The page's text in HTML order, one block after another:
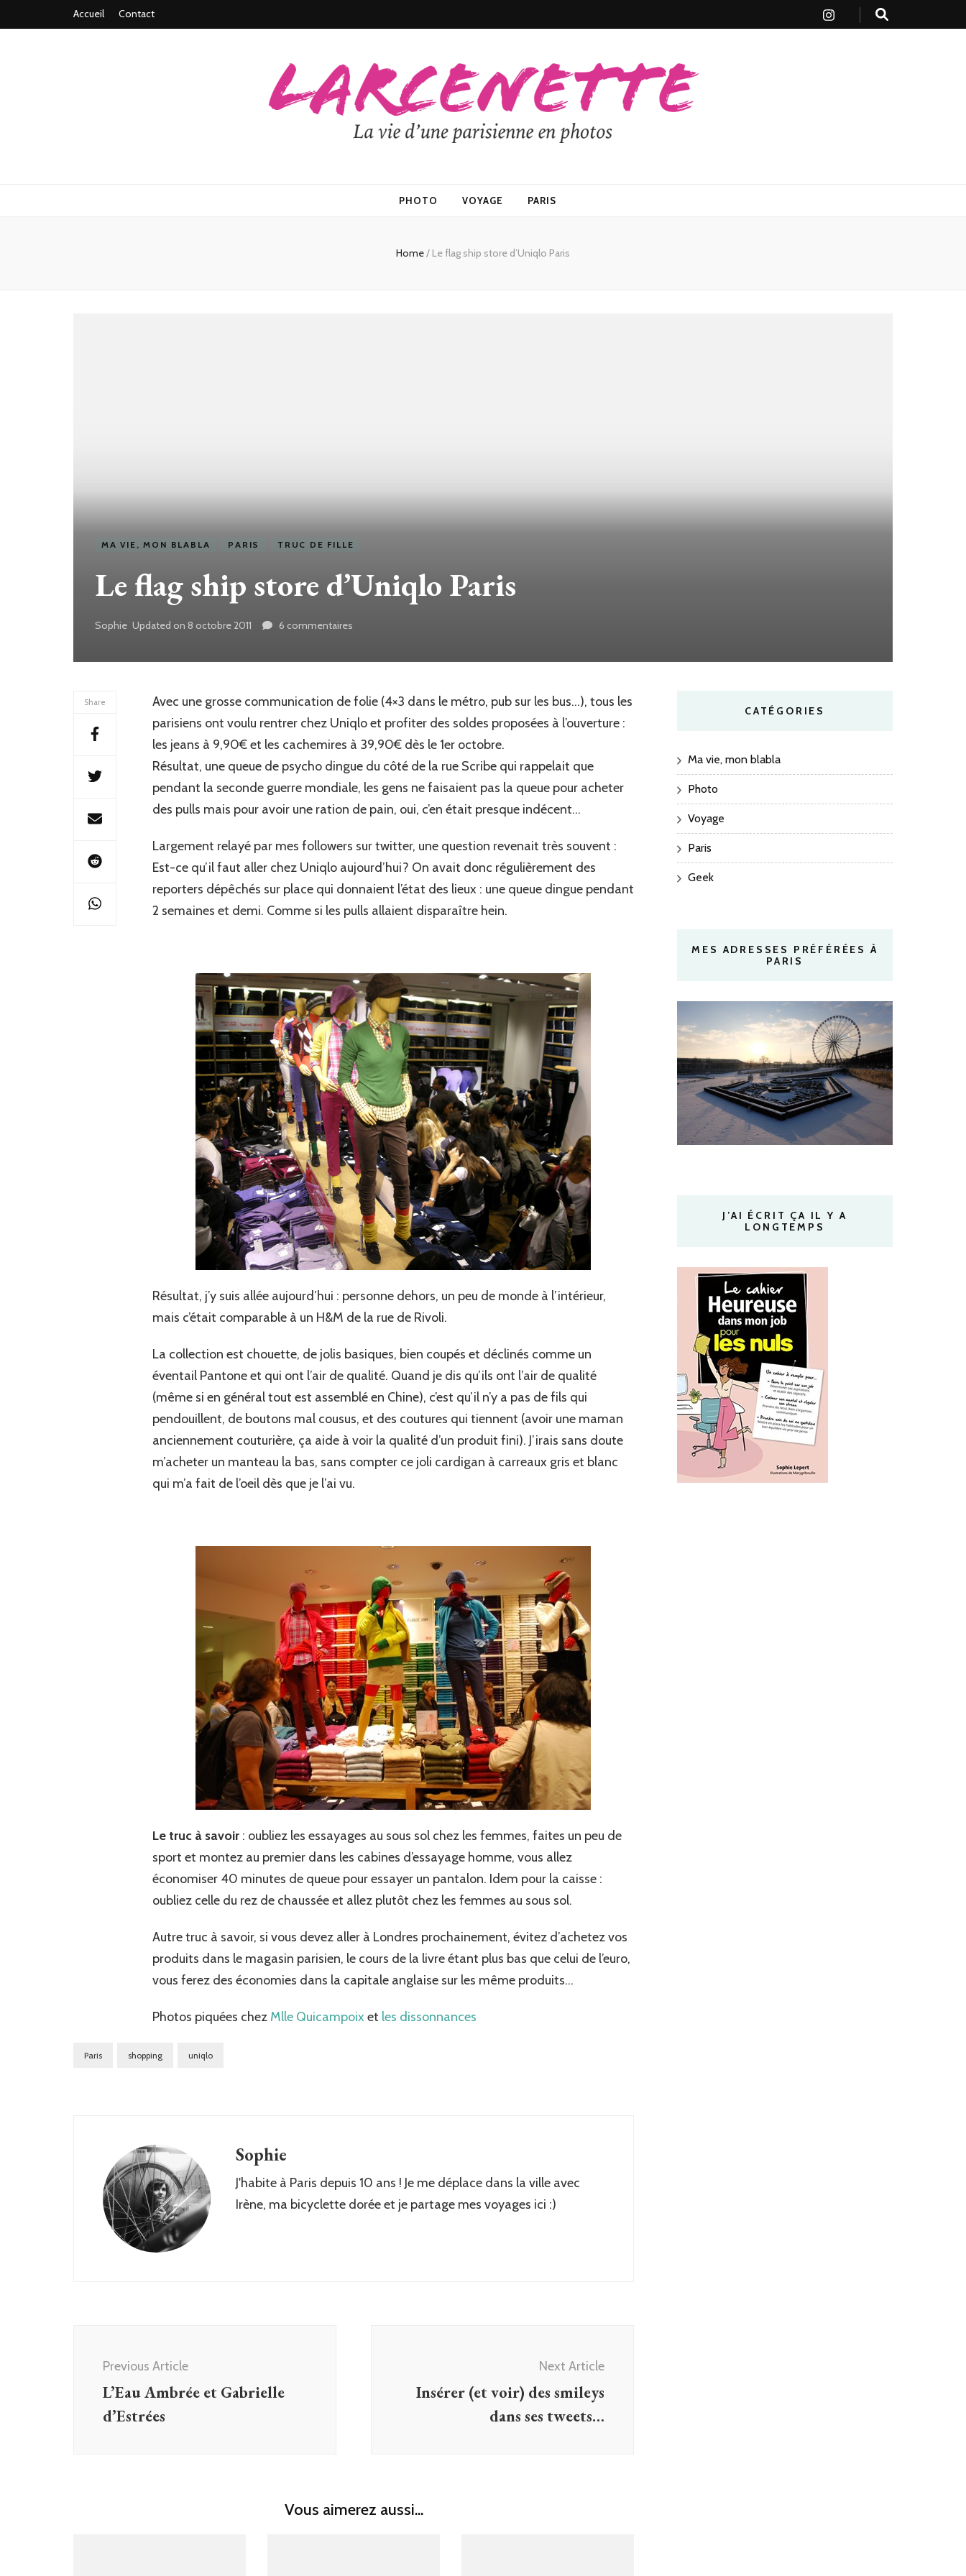
Accueil Contact
PHOTO VOYAGE PARIS
Home/ Le flag ship store d’Uniqlo Paris
MA VIE, MON BLABLA PARIS TRUC DE FILLE
Le flag ship store d’Uniqlo Paris
Sophie Updated on 8 octobre 2011 6 commentaires
d’Uniqlo
Paris
Share
Avec une grosse communication de folie (4×3 dans le métro, pub sur les bus…), tous les
parisiens ont voulu rentrer chez Uniqlo et profiter des soldes proposées à l’ouverture :
les jeans à 9,90€ et les cachemires à 39,90€ dès le 1er octobre.
Résultat, une queue de psycho dingue du côté de la rue Scribe qui rappelait que
pendant la seconde guerre mondiale, les gens ne faisaient pas la queue pour acheter
des pulls mais pour avoir une ration de pain, oui, c’en était presque indécent…
Largement relayé par mes followers sur twitter, une question revenait très souvent :
Est-ce qu’il faut aller chez Uniqlo aujourd’hui? On avait donc régulièrement des
reporters dépêchés sur place qui donnaient l’état des lieux : une queue dingue pendant
2 semaines et demi. Comme si les pulls allaient disparaître hein.
Résultat, j’y suis allée aujourd’hui : personne dehors, un peu de monde à l’intérieur,
mais c’était comparable à un H&M de la rue de Rivoli.
La collection est chouette, de jolis basiques, bien coupés et déclinés comme un
éventail Pantone et qui ont l’air de qualité. Quand je dis qu’ils ont l’air de qualité
(même si en général tout est assemblé en Chine), c’est qu’il n’y a pas de fils qui
pendouillent, de boutons mal cousus, et des coutures qui tiennent (avoir une maman
anciennement couturière, ça aide à voir la qualité d’un produit fini). J’irais sans doute
m’acheter un manteau la bas, sans compter ce joli cardigan à carreaux gris et blanc
qui m’a fait de l’oeil dès que je l’ai vu.
Le truc à savoir : oubliez les essayages au sous sol chez les femmes, faites un peu de
sport et montez au premier dans les cabines d’essayage homme, vous allez
économiser 40 minutes de queue pour essayer un pantalon. Idem pour la caisse :
oubliez celle du rez de chaussée et allez plutôt chez les femmes au sous sol.
Autre truc à savoir, si vous devez aller à Londres prochainement, évitez d’achetez vos
produits dans le magasin parisien, le cours de la livre étant plus bas que celui de l’euro,
vous ferez des économies dans la capitale anglaise sur les même produits…
Photos piquées chez Mlle Quicampoix et les dissonnances
Paris shopping uniqlo
Sophie
J'habite à Paris depuis 10 ans ! Je me déplace dans la ville avec
Irène, ma bicyclette dorée et je partage mes voyages ici :)
Navigation
Previous Article
L’Eau Ambrée et Gabrielle
d’Estrées
Next Article
Insérer (et voir) des smileys
dans ses tweets…
Vous aimerez aussi...
CATÉGORIES
Ma vie, mon blabla
Photo
Voyage
Paris
Geek
MES ADRESSES PRÉFÉRÉES À
PARIS
J’AI ÉCRIT ÇA IL Y A
LONGTEMPS